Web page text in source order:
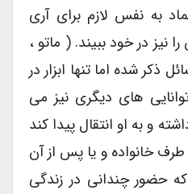
به نفس لازم برای آری
در خود ببیند. ( ماتو ،
ی ۲۳۳) مسائل ذکر شده اما تنها ابزار در
های دیگری نیز می
و به او انتقال پیدا کند
خانواده و یا پس از آن
حضور چندانی در زندگی